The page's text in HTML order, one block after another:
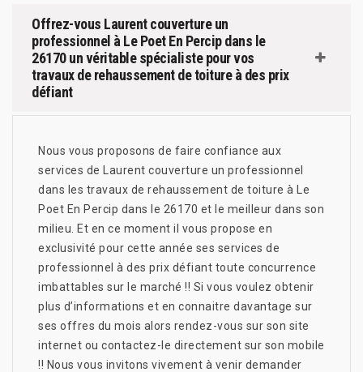
Offrez-vous Laurent couverture un
professionnel à Le Poet En Percip dans le
26170 un véritable spécialiste pour vos
travaux de rehaussement de toiture à des prix
défiant
Nous vous proposons de faire confiance aux
services de Laurent couverture un professionnel
dans les travaux de rehaussement de toiture à Le
Poet En Percip dans le 26170 et le meilleur dans son
milieu. Et en ce moment il vous propose en
exclusivité pour cette année ses services de
professionnel à des prix défiant toute concurrence
imbattables sur le marché !! Si vous voulez obtenir
plus d’informations et en connaitre davantage sur
ses offres du mois alors rendez-vous sur son site
internet ou contactez-le directement sur son mobile
!! Nous vous invitons vivement à venir demander